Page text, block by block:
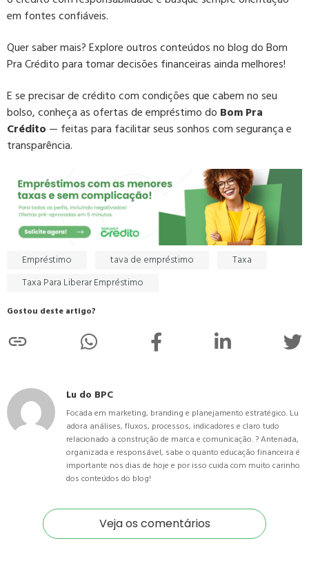
em fontes confiáveis.
Quer saber mais? Explore outros conteúdos no blog do Bom
Pra Crédito para tomar decisões financeiras ainda melhores!
E se precisar de crédito com condições que cabem no seu
bolso, conheça as ofertas de empréstimo do Bom Pra
Crédito — feitas para facilitar seus sonhos com segurança e
transparência.
Gostou deste artigo?
Empréstimo tava de empréstimo
Taxa
Taxa Para Liberar Empréstimo
Lu do BPC
Focada em marketing, branding e planejamento estratégico. Lu
adora análises, fluxos, processos, indicadores e claro tudo
relacionado a construção de marca e comunicação. ? Antenada,
organizada e responsável, sabe o quanto educação financeira é
importante nos dias de hoje e por isso cuida com muito carinho
dos conteúdos do blog!
Veja os comentários